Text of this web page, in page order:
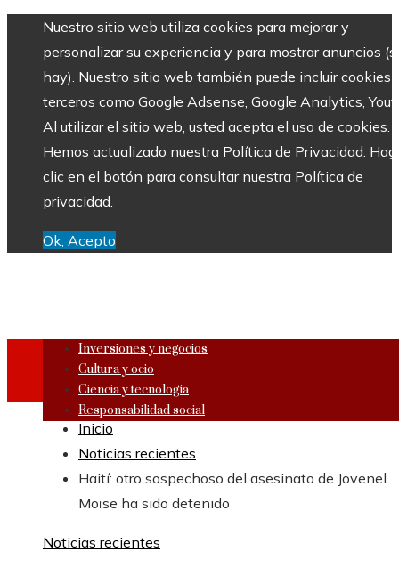
Nuestro sitio web utiliza cookies para mejorar y
personalizar su experiencia y para mostrar anuncios
hay). Nuestro sitio web también puede incluir cookies
terceros como Google Adsense, Google Analytics,
Al utilizar el sitio web, usted acepta el uso de cookies.
Hemos actualizado nuestra Política de Privacidad.
clic en el botón para consultar nuestra Política de
privacidad.
Ok, Acepto
Inversiones y negocios
Cultura y ocio
Ciencia y tecnología
Responsabilidad social
Inicio
Noticias recientes
Haití: otro sospechoso del asesinato de Jovenel
Moïse ha sido detenido
Noticias recientes